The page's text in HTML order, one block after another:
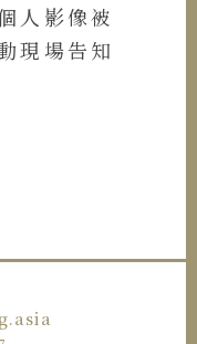
人影像被
現場告知